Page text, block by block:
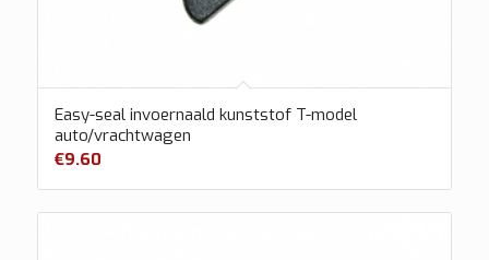
Easy-seal invoernaald kunststof T-model
auto/vrachtwagen
€9.60